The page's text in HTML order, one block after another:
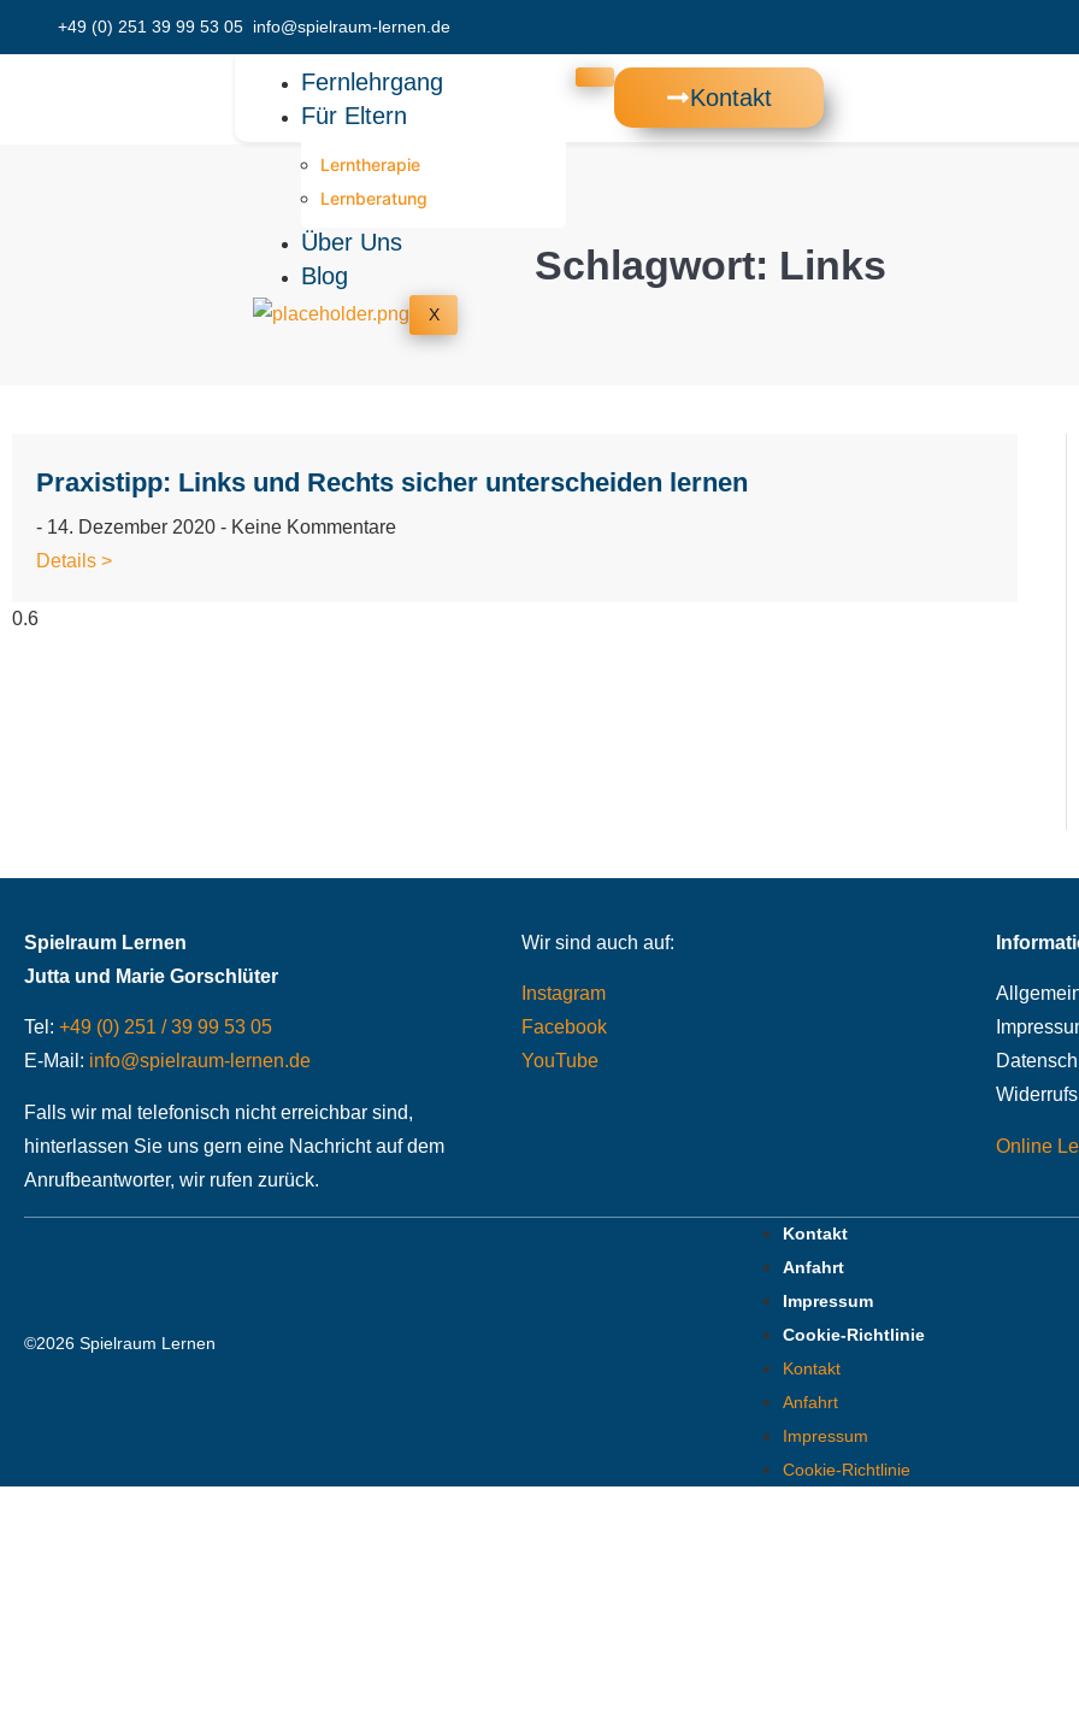
+49 (0) 251 39 99 53 05 info@spielraum-lernen.de
Fernlehrgang
Für Eltern
Lerntherapie
Lernberatung
Über Uns
Blog
X
Kontakt
Schlagwort: Links
Praxistipp: Links und Rechts sicher unterscheiden lernen
14. Dezember 2020
Keine Kommentare
Details >
Spielraum Lernen
Jutta und Marie Gorschlüter
Tel: +49 (0) 251 / 39 99 53 05
E-Mail: info@spielraum-lernen.de
Falls wir mal telefonisch nicht erreichbar sind,
hinterlassen Sie uns gern eine Nachricht auf dem
Anrufbeantworter, wir rufen zurück.
Wir sind auch auf:
Instagram
Facebook
YouTube
Online
©2026 Spielraum Lernen
Kontakt
Anfahrt
Impressum
Cookie-Richtlinie
Kontakt
Anfahrt
Impressum
Cookie-Richtlinie